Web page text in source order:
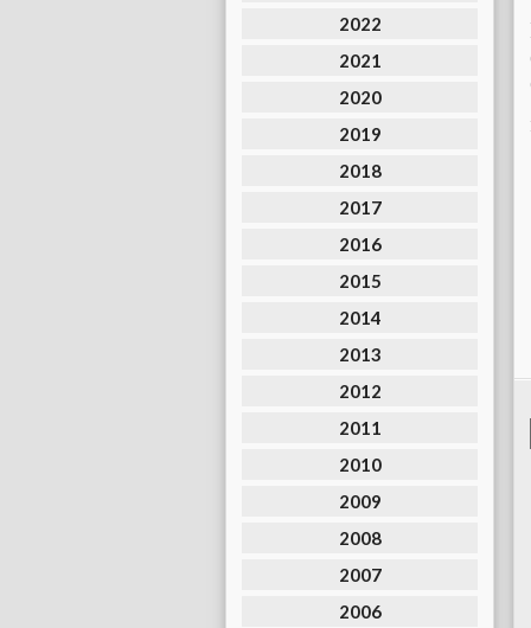
2022
2021
2020
2019
2018
2017
2016
2015
2014
2013
2012
2011
2010
2009
2008
2007
2006